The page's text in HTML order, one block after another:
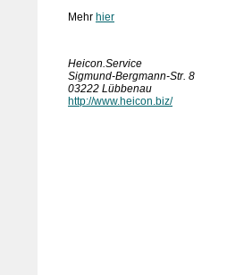
Mehr hier
Heicon.Service
Sigmund-Bergmann-Str. 8
03222 Lübbenau
http://www.heicon.biz/